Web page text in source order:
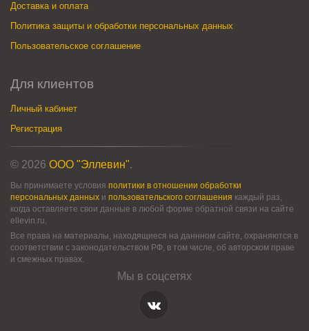
Доставка и оплата
Политика защиты и обработки персональных данных
Пользовательское соглашение
Для клиентов
Личный кабинет
Регистрация
© 2026 ООО "Эллевин".
Вы принимаете условия политики в отношении обработки
персональных данных и пользовательского соглашения каждый раз,
когда оставляете свои данные в любой форме обратной связи на сайте
ellevin.ru.
Все права на материалы, находящиеся на даннном сайте, охраняются в
соответствии с законодательством РФ, в том числе, об авторском праве
и смежных правах.
Мы в соцсетях